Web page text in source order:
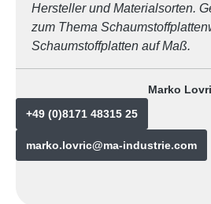
Hersteller und Materialsorten.
zum Thema
Schaumstoffplatten auf Maß.
Marko
+49 (0)8171 48315 25
marko.lovric@ma-industrie.com